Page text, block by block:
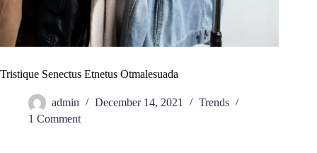
Tristique Senectus Etnetus Otmalesuada
admin December 14, 2021
Trends
1 Comment